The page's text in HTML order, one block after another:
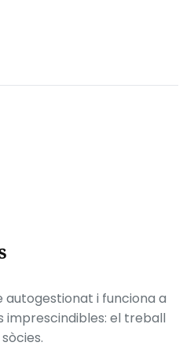
autogestionat i funciona a
imprescindibles: el treball